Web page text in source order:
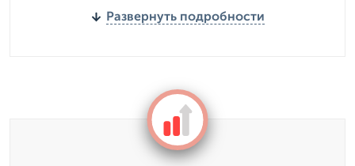
Развернуть подробности